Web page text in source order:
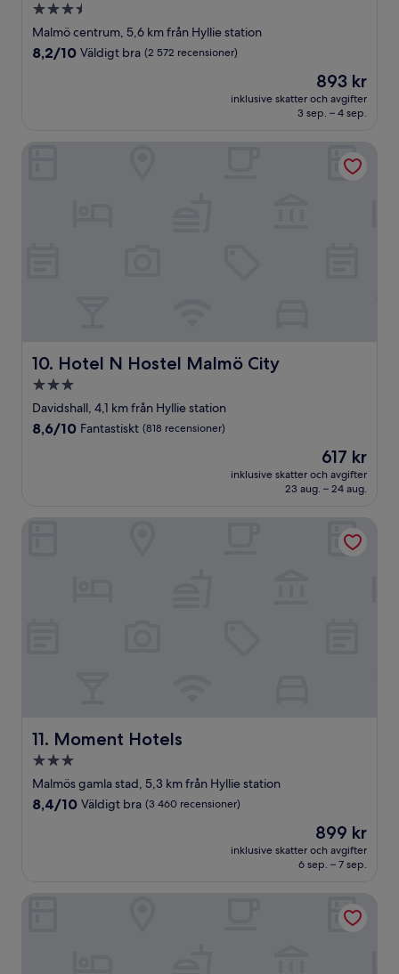
3.5-
stjärnigt
boende
Malmö centrum, 5,6 km från Hyllie station
8.2
8,2/10 Väldigt bra (2 572 recensioner)
Priset
är
893 kr
893 kr
inklusive skatter och avgifter
3 sep. – 4 sep.
10. Hotel N Hostel Malmö City
Hotel N Hostel Malmö City
3.0-
stjärnigt
boende
Davidshall, 4,1 km från Hyllie station
8.6
8,6/10 Fantastiskt (818 recensioner)
Priset
är
617 kr
617 kr
inklusive skatter och avgifter
23 aug. – 24 aug.
11. Moment Hotels
Moment Hotels
3.0-
stjärnigt
boende
Malmös gamla stad, 5,3 km från Hyllie station
8.4
8,4/10 Väldigt bra (3 460 recensioner)
Priset
är
899 kr
899 kr
inklusive skatter och avgifter
6 sep. – 7 sep.